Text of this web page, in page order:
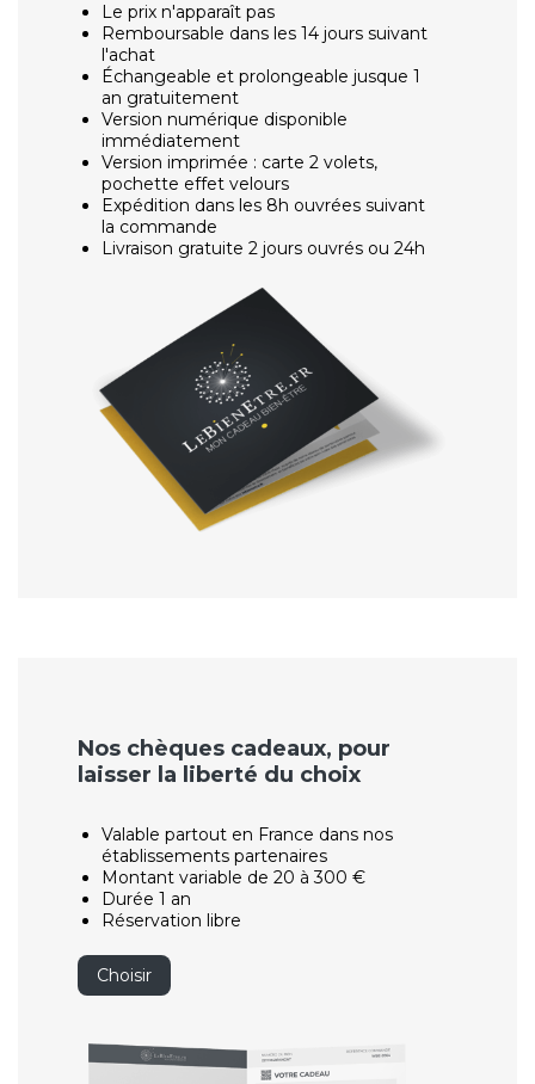
Le prix n'apparaît pas
Remboursable dans les 14 jours suivant
l'achat
Échangeable et prolongeable jusque 1
an gratuitement
Version numérique disponible
immédiatement
Version imprimée : carte 2 volets,
pochette effet velours
Expédition dans les 8h ouvrées suivant
la commande
Livraison gratuite 2 jours ouvrés ou 24h
Nos chèques cadeaux, pour
laisser la liberté du choix
Valable partout en France dans nos
établissements partenaires
Montant variable de 20 à 300 €
Durée 1 an
Réservation libre
Choisir